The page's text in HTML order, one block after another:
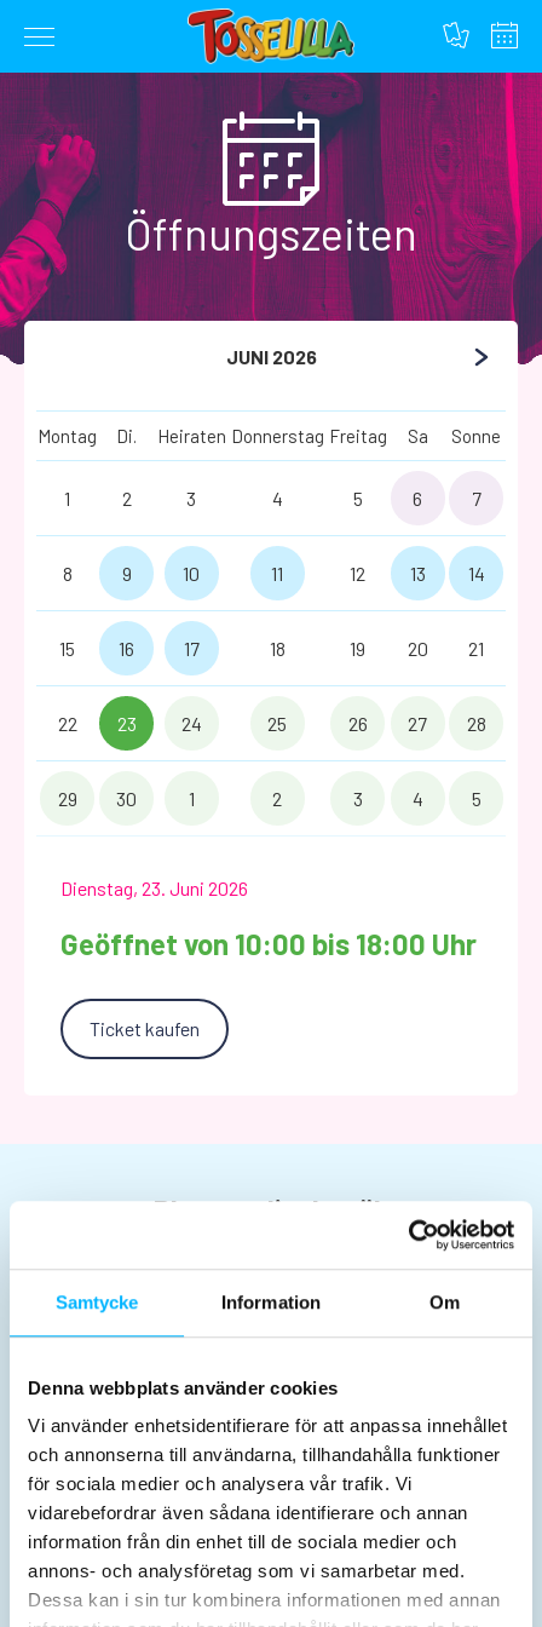
Samtycke Information Om
Denna webbplats använder cookies
Vi använder enhetsidentifierare för att anpassa innehållet
och annonserna till användarna, tillhandahålla funktioner
för sociala medier och analysera vår trafik. Vi
vidarebefordrar även sådana identifierare och annan
information från din enhet till de sociala medier och
annons- och analysföretag som vi samarbetar med.
Dessa kan i sin tur kombinera informationen med annan
Zum
Inhalt
springen
Öffnungszeiten
JUNI 2026
Montag Di. Heiraten Donnerstag Freitag Sa Sonne
1 2 3 4 5 6 7
8 9 10 11 12 13 14
15 16 17 18 19 20 21
22 23 24 25 26 27 28
29 30 1 2 3 4 5
Dienstag, 23. Juni 2026
Geöffnet von 10:00 bis 18:00 Uhr
Ticket kaufen
Planera ditt besök
Karten & Preise Öffnungszeiten